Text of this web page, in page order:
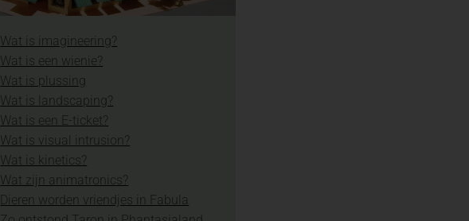
Wat is imagineering?
Wat is een wienie?
Wat is plussing
Wat is landscaping?
Wat is een E-ticket?
Wat is visual intrusion?
Wat is kinetics?
Wat zijn animatronics?
Dieren worden vriendjes in Fabula